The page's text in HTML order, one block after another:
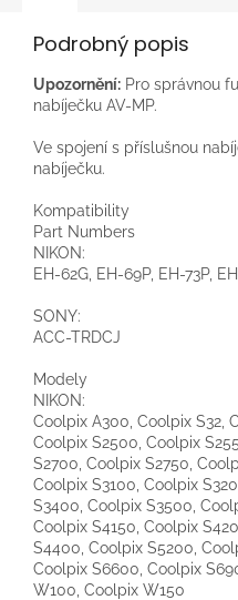
Podrobný popis
Upozornění: Pro správnou
nabíječku AV-MP.
Ve spojení s příslušnou
nabíječku.
Kompatibility
Part Numbers
NIKON:
EH-62G, EH-69P, EH-73P,
SONY:
ACC-TRDCJ
Modely
NIKON:
Coolpix A300, Coolpix S32,
Coolpix S2500, Coolpix
S2700, Coolpix S2750,
Coolpix S3100, Coolpix
S3400, Coolpix S3500,
Coolpix S4150, Coolpix
S4400, Coolpix S5200,
Coolpix S6600, Coolpix
W100, Coolpix W150